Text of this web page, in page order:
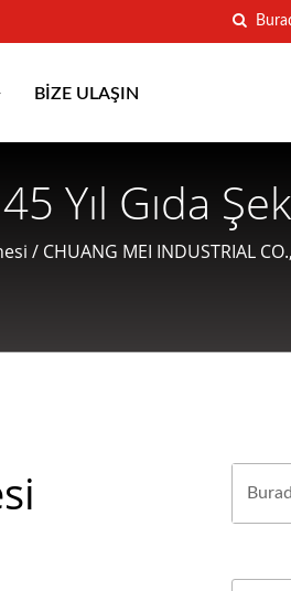
BIZE ULAŞIN
Yıl Gıda
MEI
/ CHUANG MEI INDUSTRIAL